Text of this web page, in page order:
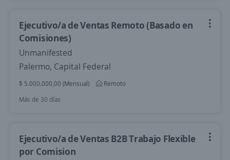
Ejecutivo/a de Ventas Remoto (Basado en
Comisiones)
Unmanifested
Palermo, Capital Federal
$ 5.000.000,00 (Mensual)
Remoto
Más de 30 días
Ejecutivo/a de Ventas B2B Trabajo Flexible
por Comision